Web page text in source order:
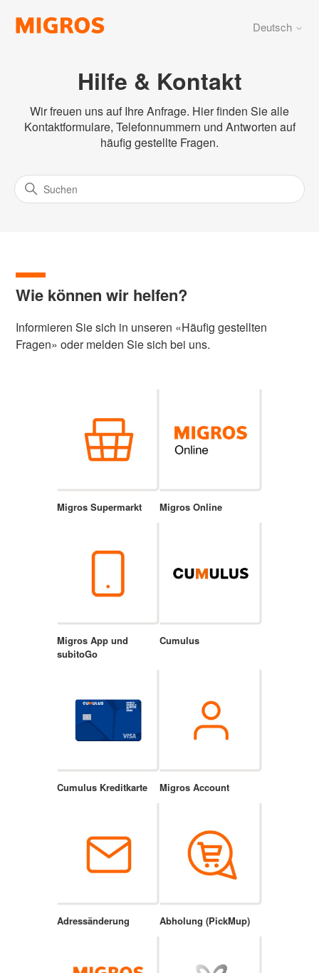
Deutsch
Hilfe & Kontakt
Wir freuen uns auf Ihre Anfrage. Hier finden Sie alle
Kontaktformulare, Telefonnummern und Antworten auf
häufig gestellte Fragen.
Wie können wir helfen?
Informieren Sie sich in unseren «Häufig gestellten
Fragen» oder melden Sie sich bei uns.
Migros Supermarkt Migros Online
Migros App und
subitoGo
Cumulus
Cumulus Kreditkarte Migros Account
Adressänderung Abholung (PickMup)